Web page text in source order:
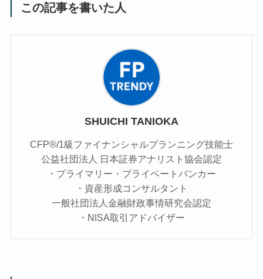
この記事を書いた人
SHUICHI TANIOKA
CFP®/1級ファイナンシャルプランニング技能士
公益社団法人 日本証券アナリスト協会認定
・プライマリー・プライベートバンカー
・資産形成コンサルタント
一般社団法人金融財政事情研究会認定
・NISA取引アドバイザー